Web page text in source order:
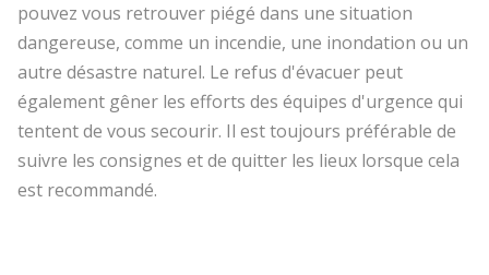
pouvez vous retrouver piégé dans une situation
dangereuse, comme un incendie, une inondation ou un
autre désastre naturel. Le refus d'évacuer peut
également gêner les efforts des équipes d'urgence qui
tentent de vous secourir. Il est toujours préférable de
suivre les consignes et de quitter les lieux lorsque cela
est recommandé.